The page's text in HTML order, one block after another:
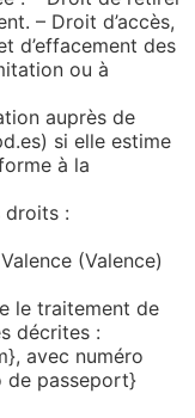
– Droit d’accès,
d’effacement des
ou à
auprès de
si elle estime
à la
droits :
(Valence)
le traitement de
décrites :
avec numéro
de passeport}